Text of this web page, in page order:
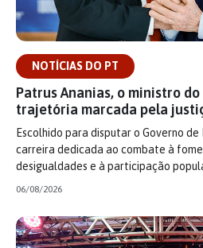
NOTÍCIAS DO PT
Patrus Ananias, o ministro
trajetória marcada pela
Escolhido para disputar o Governo
carreira dedicada ao combate à
desigualdades e à participação
06/08/2026